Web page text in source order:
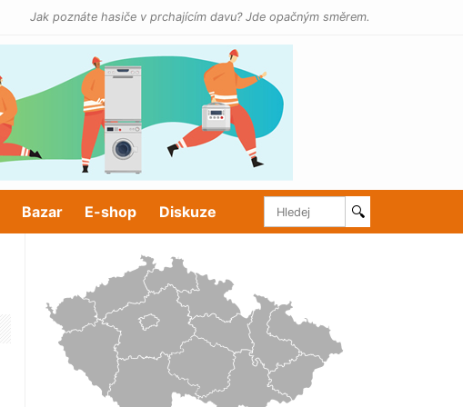
Jak poznáte hasiče v prchajícím davu? Jde opačným směrem.
Bazar E-shop Diskuze 🔍